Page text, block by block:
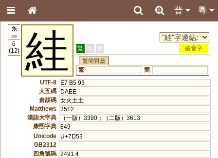
粵
普
糸
120
6
(12)
絓 繁 簡 港
破音字
繁簡對應
繁
簡
UTF-8
E7 B5 93
大五碼
DAEE
倉頡碼 女火土土
Matthews
3512
漢語大字典
（一版）3390；（二版）3613
康熙字典 849
Unicode
U+7D53
GB2312
四角號碼 2491.4